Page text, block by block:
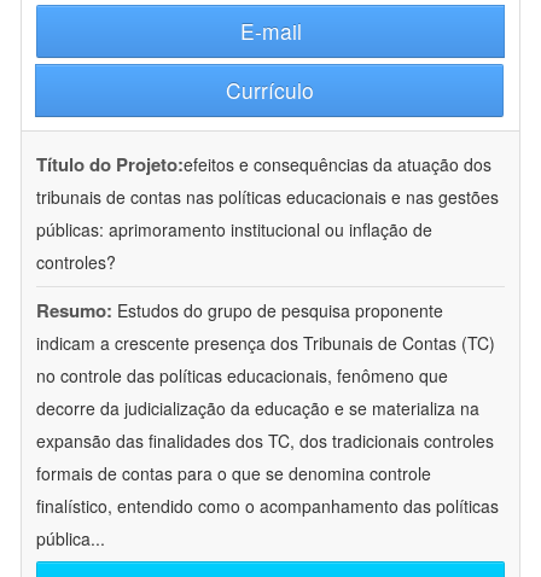
E-mail
Currículo
Título do Projeto:efeitos e consequências da atuação dos
tribunais de contas nas políticas educacionais e nas gestões
públicas: aprimoramento institucional ou inflação de
controles?
Resumo: Estudos do grupo de pesquisa proponente
indicam a crescente presença dos Tribunais de Contas (TC)
no controle das políticas educacionais, fenômeno que
decorre da judicialização da educação e se materializa na
expansão das finalidades dos TC, dos tradicionais controles
formais de contas para o que se denomina controle
finalístico, entendido como o acompanhamento das políticas
pública...